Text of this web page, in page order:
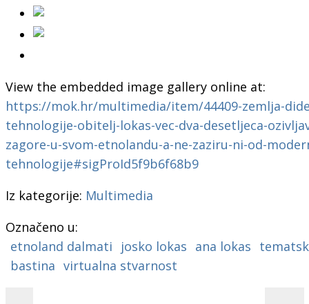
View the embedded image gallery online at:
https://mok.hr/multimedia/item/44409-zemlja-
tehnologije-obitelj-lokas-vec-dva-desetljeca-
zagore-u-svom-etnolandu-a-ne-zaziru-ni-od-
tehnologije#sigProId5f9b6f68b9
Iz kategorije: Multimedia
Označeno u:
etnoland dalmati
josko lokas ana lokas
bastina virtualna stvarnost